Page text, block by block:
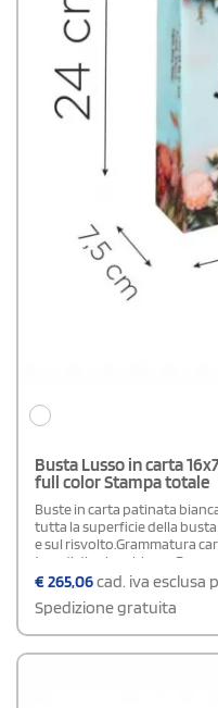
Busta Lusso in carta
full color Stampa totale
Buste in carta patinata
tutta la superficie della
e sul risvolto.Grammatura
4 nodi di colore
quadricromia.Area di
della busta)Plastificazione:
specificare nel campo "note
plastificazione scelta.
€265,06cad. iva esclusa
Spedizione gratuita